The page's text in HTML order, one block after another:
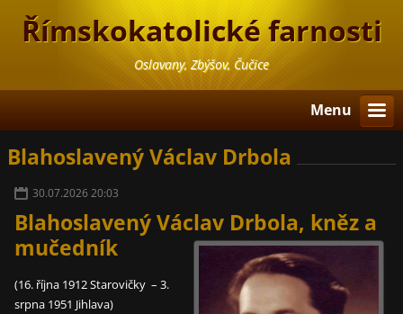
Římskokatolické farnosti
Oslavany, Zbýšov, Čučice
Menu
Blahoslavený Václav Drbola
30.07.2026 20:03
Blahoslavený Václav Drbola, kněz a
mučedník
(16. října 1912 Starovičky – 3.
srpna 1951 Jihlava)